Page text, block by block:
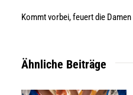
Kommt vorbei, feuert die
Ähnliche Beiträge